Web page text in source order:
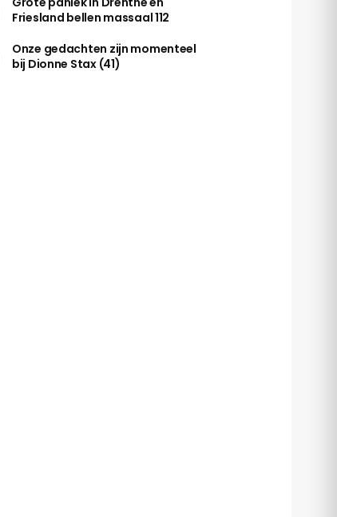
Friesland bellen massaal 112
Onze gedachten zijn momenteel
bij Dionne Stax (41)